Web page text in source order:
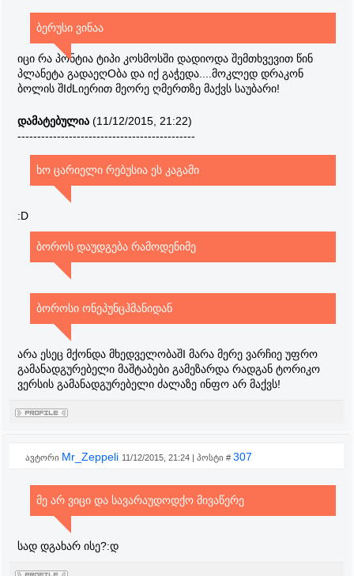
ბერუსი ვინაა
იცი რა პონტია ტიპი კოსმოსში დადიოდა შემთხვევით წინ
პლანეტა გადაეღOბა და იქ გაჭედა....მოკლედ დრაკონ
ბოლის შIძLიერით მეორე ღმერთზე მაქვს საუბარი!
დამატებულია (11/12/2015, 21:22)
---------------------------------------------
ხო ცარიელი რებუსია ეს კაგამი
:D
ბოროს დაუდგება რამოდენიმე
ბოროსი ონეპუნცჰმანიდან
არა ესეც მქონდა მხედველობაშI მარა მერე ვარჩიე უფრო
გამანადგურებელი მაშტაბები გამეზარდა რადგან ტორიკო
ვერსის გამანადგურებელი ძალაზე ინფო არ მაქვს!
ავტორი Mr_Zeppeli 11/12/2015, 21:24 | პოსტი # 307
მე არ ვიცი და სავარაუდოდქო მივაწერე
სად დგახარ ისე?:დ